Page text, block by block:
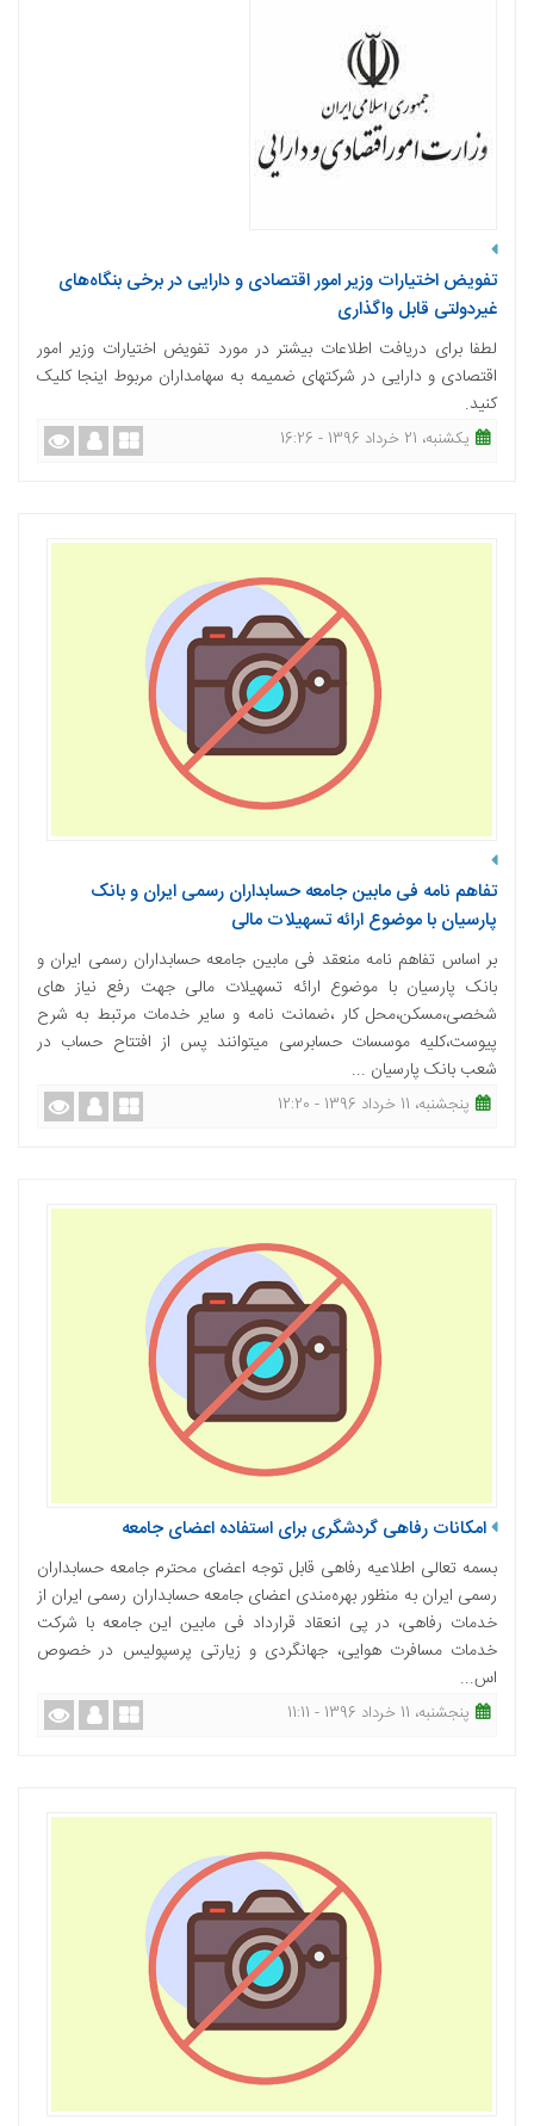
تفویض اختیارات وزیر امور اقتصادی و دارایی در برخی بنگاه‌های
غیردولتی قابل واگذاری
لطفا برای دریافت اطلاعات بیشتر در مورد تفویض اختیارات وزیر امور
اقتصادی و دارایی در شرکتهای ضمیمه به سهامداران مربوط اینجا کلیک
کنید.
یکشنبه، 21 خرداد 1396 - 16:26
تفاهم نامه فی مابین جامعه حسابداران رسمی ایران و بانک
پارسیان با موضوع ارائه تسهیلات مالی
بر اساس تفاهم نامه منعقد فی مابین جامعه حسابداران رسمی ایران و
بانک پارسیان با موضوع ارائه تسهیلات مالی جهت رفع نیاز های
شخصی،مسکن،محل کار ،ضمانت نامه و سایر خدمات مرتبط به شرح
پیوست،کلیه موسسات حسابرسی میتوانند پس از افتتاح حساب در
شعب بانک پارسیان ...
پنجشنبه، 11 خرداد 1396 - 12:20
امکانات رفاهی گردشگری برای استفاده اعضای جامعه
بسمه تعالی اطلاعیه رفاهی قابل توجه اعضای محترم جامعه حسابداران
رسمی ایران به منظور بهره‌مندی اعضای جامعه حسابداران رسمی ایران از
خدمات رفاهی، در پی انعقاد قرارداد فی مابین این جامعه با شرکت
خدمات مسافرت هوایی، جهانگردی و زیارتی پرسپولیس در خصوص
اس...
پنجشنبه، 11 خرداد 1396 - 11:11